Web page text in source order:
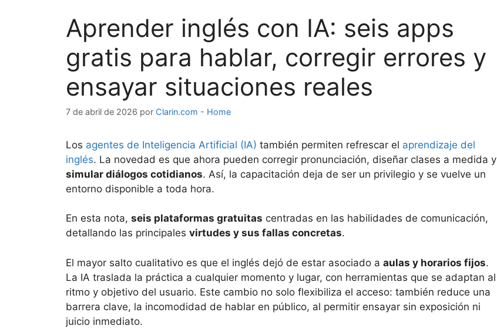
Aprender inglés con IA: seis apps
gratis para hablar, corregir errores y
ensayar situaciones reales
7 de abril de 2026 por Clarin.com - Home
Los agentes de Inteligencia Artificial (IA) también permiten refrescar el aprendizaje del
inglés. La novedad es que ahora pueden corregir pronunciación, diseñar clases a medida y
simular diálogos cotidianos. Así, la capacitación deja de ser un privilegio y se vuelve un
entorno disponible a toda hora.
En esta nota, seis plataformas gratuitas centradas en las habilidades de comunicación,
detallando las principales virtudes y sus fallas concretas.
El mayor salto cualitativo es que el inglés dejó de estar asociado a aulas y horarios fijos.
La IA traslada la práctica a cualquier momento y lugar, con herramientas que se adaptan al
ritmo y objetivo del usuario. Este cambio no solo flexibiliza el acceso: también reduce una
barrera clave, la incomodidad de hablar en público, al permitir ensayar sin exposición ni
juicio inmediato.